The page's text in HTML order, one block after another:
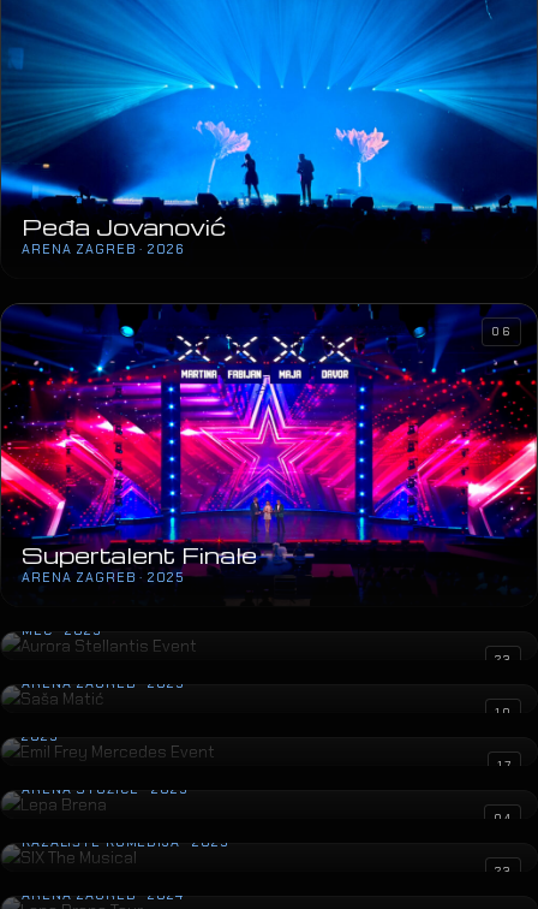
Peđa Jovanović
ARENA ZAGREB · 2026
Supertalent Finale
ARENA ZAGREB · 2025
06
MEC · 2025
23
Saša Matić
ARENA ZAGREB · 2025
10
Emil Frey Mercedes Event
2025
17
Lepa Brena
ARENA STOŽICE · 2025
04
SIX The Musical
KAZALIŠTE KOMEDIJA · 2025
23
Lepa Brena Tour
ARENA ZAGREB · 2024